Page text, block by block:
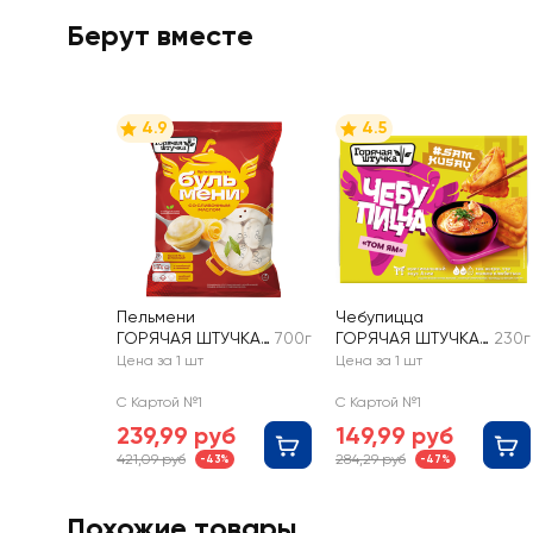
Берут вместе
4.9
Пельмени
ГОРЯЧАЯ ШТУЧКА
Бульмени со
маслом
700г
Цена за 1 шт
С Картой №1
239,99 руб
421,09 руб -43%
4.5
Чебупицца
ГОРЯЧАЯ ШТУЧКА
со вкусом Том Ям
230г
Цена за 1 шт
С Картой №1
149,99 руб
284,29 руб -47%